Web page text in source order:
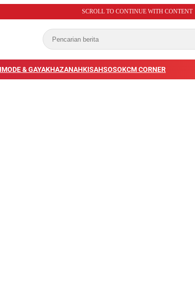
SCROLL TO CONTINUE WITH CONTENT
MODE & GAYAKHAZANAHKISAHSOSOKCM CORNER